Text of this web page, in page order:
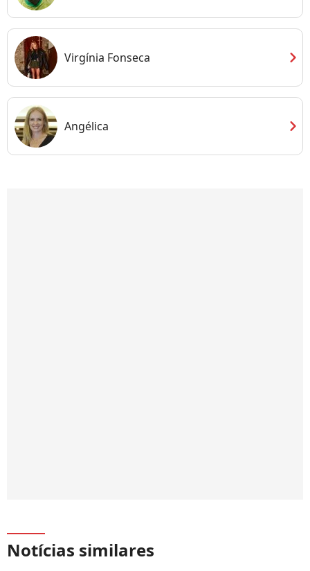
Virgínia Fonseca chevron_right
Angélica chevron_right
Notícias similares